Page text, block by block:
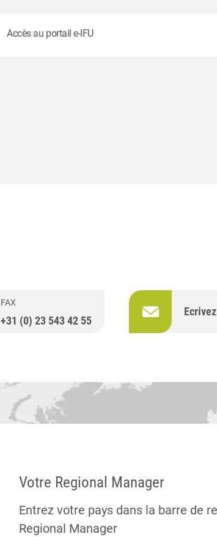
Accès au portail e-IFU
FAX
+31 (0) 23 543 42 55
Votre Regional Manager
Entrez votre pays dans la barre de
Regional Manager